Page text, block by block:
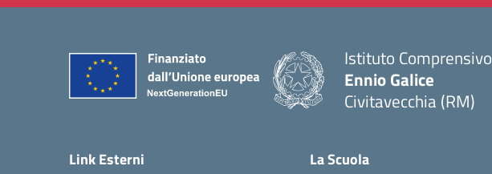
Istituto Comprensivo
Ennio Galice
Civitavecchia (RM)
Link Esterni La Scuola